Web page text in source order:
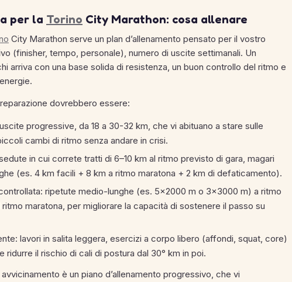
per la Torino City Marathon: cosa allenare
City Marathon serve un plan d’allenamento pensato per il vostro
(finisher, tempo, personale), numero di uscite settimanali. Un
arriva con una base solida di resistenza, un buon controllo del ritmo e
dovrebbero essere:
progressive, da 18 a 30-32 km, che vi abituano a stare sulle
cambi di ritmo senza andare in crisi.
in cui correte tratti di 6–10 km al ritmo previsto di gara, magari
(es. 4 km facili + 8 km a ritmo maratona + 2 km di defaticamento).
ripetute medio-lunghe (es. 5×2000 m o 3×3000 m) a ritmo
maratona, per migliorare la capacità di sostenere il passo su
lavori in salita leggera, esercizi a corpo libero (affondi, squat, core)
ridurre il rischio di cali di postura dal 30° km in poi.
è un piano d’allenamento progressivo, che vi